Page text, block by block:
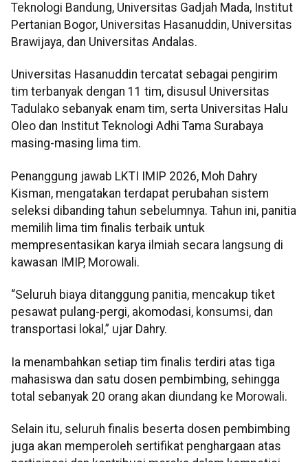
Teknologi Bandung, Universitas Gadjah Mada, Institut
Pertanian Bogor, Universitas Hasanuddin, Universitas
Brawijaya, dan Universitas Andalas.
Universitas Hasanuddin tercatat sebagai pengirim
tim terbanyak dengan 11 tim, disusul Universitas
Tadulako sebanyak enam tim, serta Universitas Halu
Oleo dan Institut Teknologi Adhi Tama Surabaya
masing-masing lima tim.
Penanggung jawab LKTI IMIP 2026, Moh Dahry
Kisman, mengatakan terdapat perubahan sistem
seleksi dibanding tahun sebelumnya. Tahun ini, panitia
memilih lima tim finalis terbaik untuk
mempresentasikan karya ilmiah secara langsung di
kawasan IMIP, Morowali.
“Seluruh biaya ditanggung panitia, mencakup tiket
pesawat pulang-pergi, akomodasi, konsumsi, dan
transportasi lokal,” ujar Dahry.
Ia menambahkan setiap tim finalis terdiri atas tiga
mahasiswa dan satu dosen pembimbing, sehingga
total sebanyak 20 orang akan diundang ke Morowali.
Selain itu, seluruh finalis beserta dosen pembimbing
juga akan memperoleh sertifikat penghargaan atas